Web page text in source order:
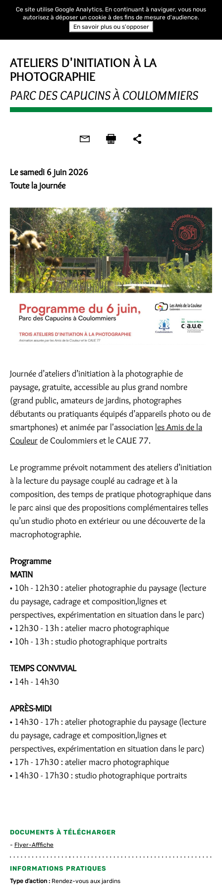
RENDEZ-VOUS AUX JARDINS
ATELIERS D'INITIATION À LA
PHOTOGRAPHIE
PARC DES CAPUCINS À COULOMMIERS
Le samedi 6 juin 2026
Toute la journée
Journée d’ateliers d’initiation à la photographie de
paysage, gratuite, accessible au plus grand nombre
(grand public, amateurs de jardins, photographes
débutants ou pratiquants équipés d’appareils photo ou de
smartphones) et animée par l'association les Amis de la
Couleurde Coulommiers et le CAUE 77.
Le programme prévoit notamment des ateliers d’initiation
à la lecture du paysage couplé au cadrage et à la
composition, des temps de pratique photographique dans
le parc ainsi que des propositions complémentaires telles
qu’un studio photo en extérieur ou une découverte de la
macrophotographie.
Programme
MATIN
• 10h - 12h30 : atelier photographie du paysage (lecture
du paysage, cadrage et composition,lignes et
perspectives, expérimentation en situation dans le parc)
• 12h30 - 13h : atelier macro photographique
• 10h - 13h : studio photographique portraits
TEMPS CONVIVIAL
• 14h - 14h30
APRÈS-MIDI
• 14h30 - 17h : atelier photographie du paysage (lecture
du paysage, cadrage et composition,lignes et
perspectives, expérimentation en situation dans le parc)
• 17h - 17h30 : atelier macro photographique
• 14h30 - 17h30 : studio photographique portraits
DOCUMENTS À TÉLÉCHARGER
Flyer-Afffiche
INFORMATIONS PRATIQUES
Type d’action : Rendez-vous aux jardins
Ce site utilise Google Analytics. En continuant à naviguer, vous nous
autorisez à déposer un cookie à des fins de mesure d'audience.
En savoir plus ou s'opposer